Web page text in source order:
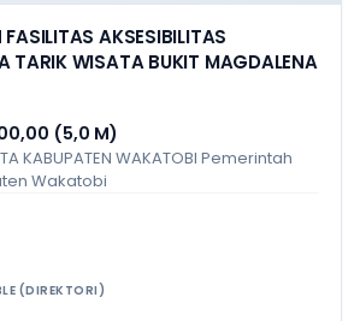
AKSESIBILITAS
TARIK WISATA BUKIT MAGDALENA
(5,0 M)
KABUPATEN WAKATOBI Pemerintah
Wakatobi
(DIREKTORI)